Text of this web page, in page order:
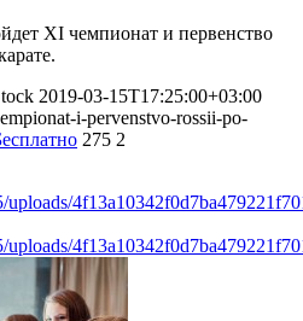
XI чемпионат и первенство
2019-03-15T17:25:00+03:00
i-pervenstvo-rossii-po-
275 2
uploads/
uploads/